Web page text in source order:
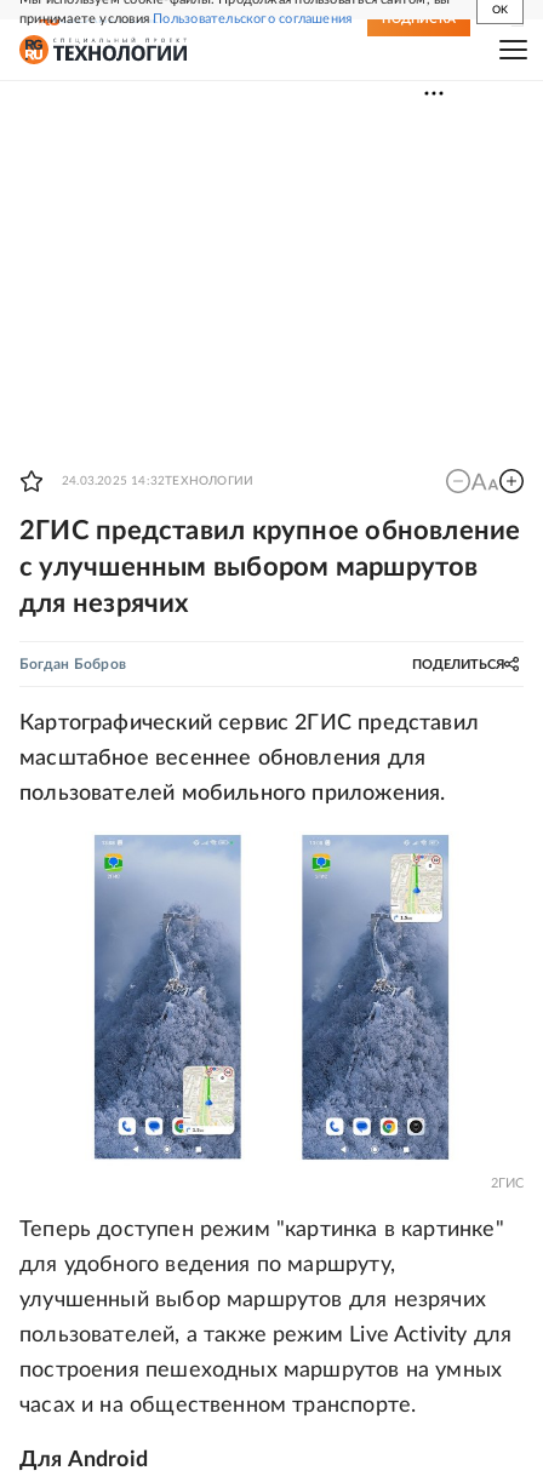
принимаете условияПользовательского соглашения
OK
СВЕЖИЙ НОМЕР ПОДПИСКА
24.03.2025 14:32ТЕХНОЛОГИИ
2ГИС представил крупное обновление
с улучшенным выбором маршрутов
для незрячих
Богдан Бобров ПОДЕЛИТЬСЯ
Картографический сервис 2ГИС представил
масштабное весеннее обновления для
пользователей мобильного приложения.
2ГИС
Теперь доступен режим "картинка в картинке"
для удобного ведения по маршруту,
улучшенный выбор маршрутов для незрячих
пользователей, а также режим Live Activity для
построения пешеходных маршрутов на умных
часах и на общественном транспорте.
Для Android